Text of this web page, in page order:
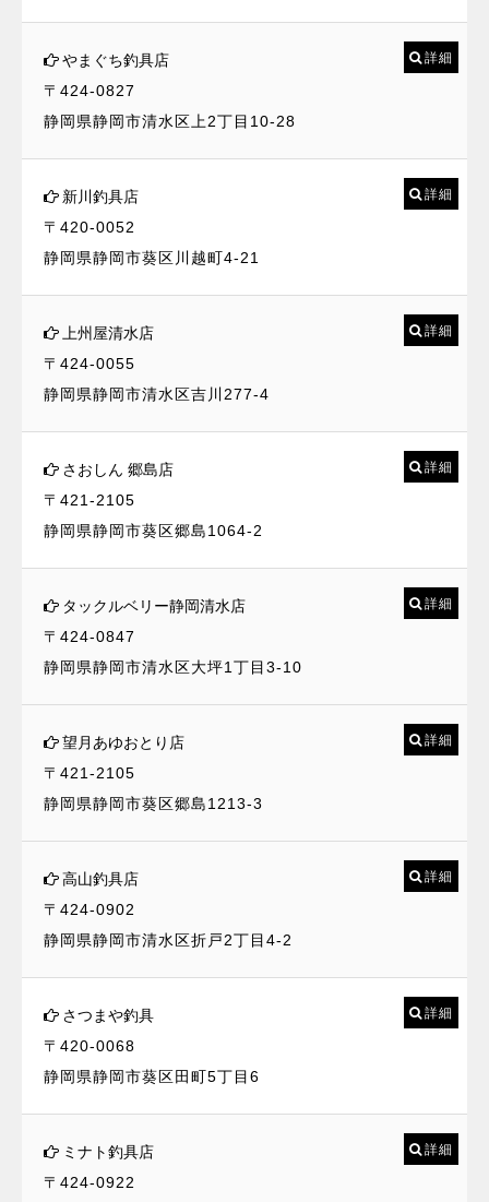
やまぐち釣具店
〒424-0827
静岡県静岡市清水区上2丁目10-28
詳細
新川釣具店
〒420-0052
静岡県静岡市葵区川越町4-21
詳細
上州屋清水店
〒424-0055
静岡県静岡市清水区吉川277-4
詳細
さおしん 郷島店
〒421-2105
静岡県静岡市葵区郷島1064-2
詳細
タックルベリー静岡清水店
〒424-0847
静岡県静岡市清水区大坪1丁目3-10
詳細
望月あゆおとり店
〒421-2105
静岡県静岡市葵区郷島1213-3
詳細
高山釣具店
〒424-0902
静岡県静岡市清水区折戸2丁目4-2
詳細
さつまや釣具
〒420-0068
静岡県静岡市葵区田町5丁目6
詳細
ミナト釣具店
〒424-0922
詳細